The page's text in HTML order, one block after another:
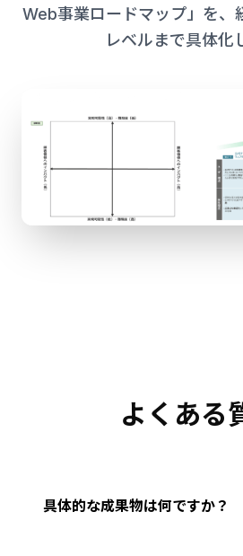
Web事業ロードマップ」を、
レベルまで具体化
よくある
具体的な成果物は何ですか？